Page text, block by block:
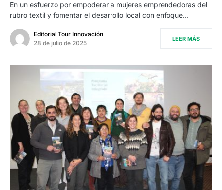
En un esfuerzo por empoderar a mujeres emprendedoras del
rubro textil y fomentar el desarrollo local con enfoque…
Editorial Tour Innovación
28 de julio de 2025
LEER MÁS